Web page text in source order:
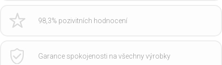
98,3% pozivitních hodnocení
Garance spokojenosti na všechny výrobky